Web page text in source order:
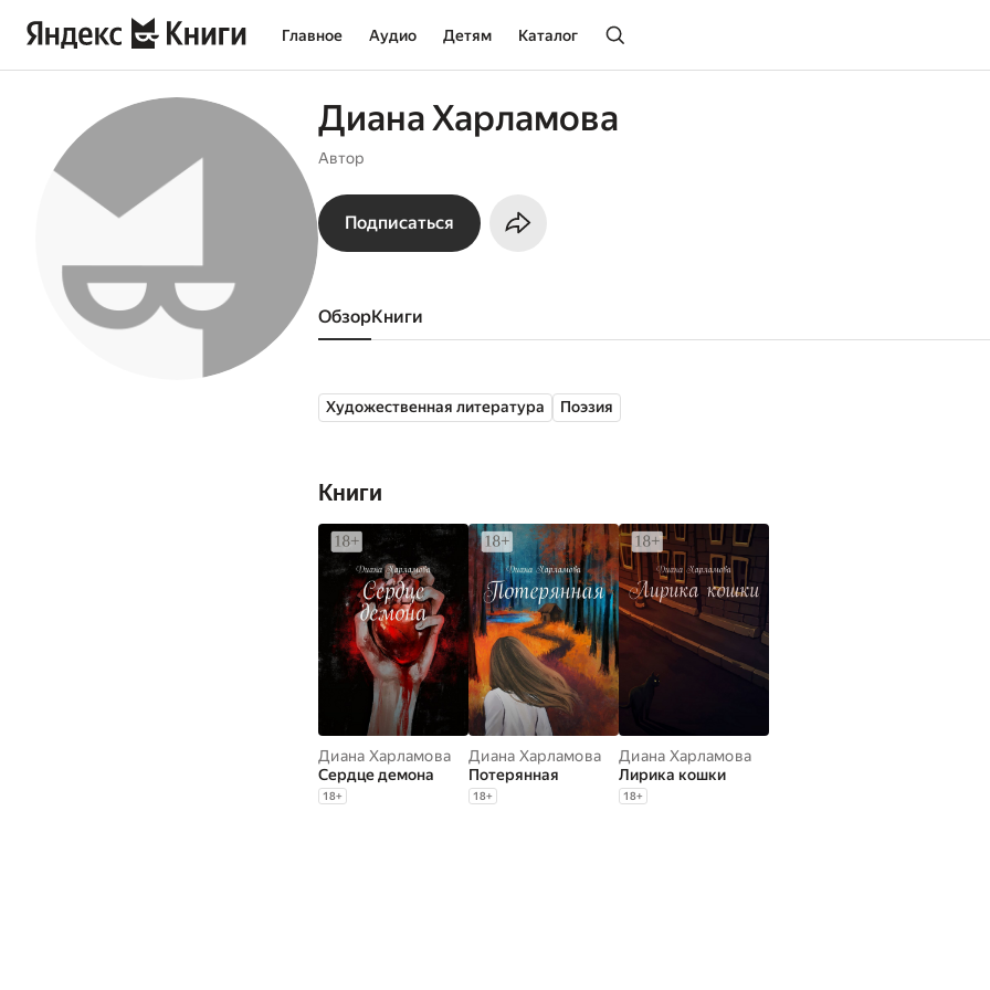
Главное Аудио Детям Каталог
Диана Харламова
Автор
Подписаться
Обзор книги
Художественная литература Поэзия
Книги
Диана Харламова
Сердце демона
18+
Диана Харламова
Потерянная
18+
Диана Харламова
Лирика кошки
18+